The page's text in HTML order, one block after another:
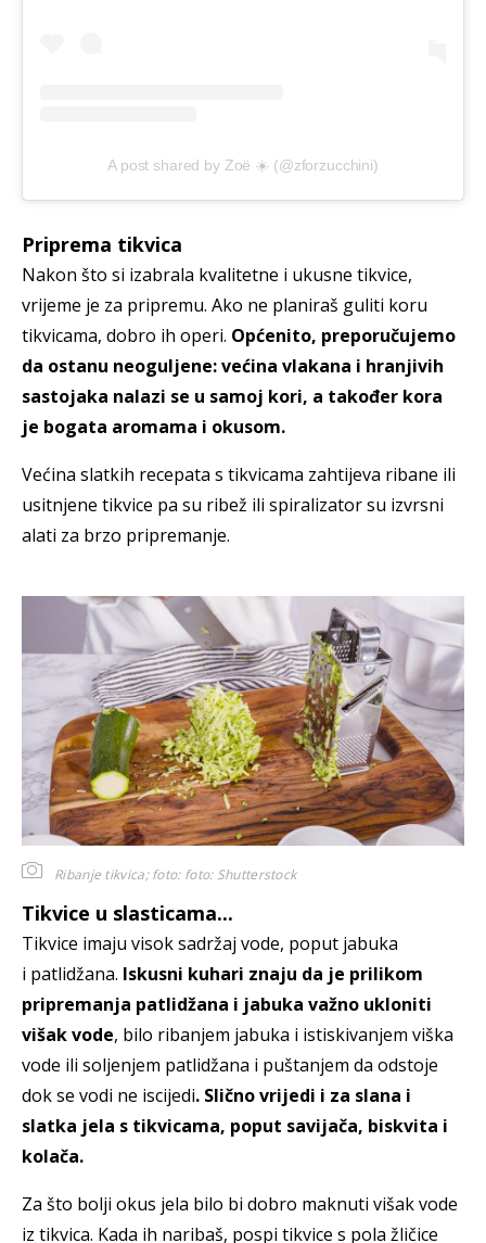
A post shared by Zoë ☀️ (@zforzucchini)
Priprema tikvica
Nakon što si izabrala kvalitetne i ukusne tikvice,
vrijeme je za pripremu. Ako ne planiraš guliti koru
tikvicama, dobro ih operi. Općenito, preporučujemo
da ostanu neoguljene: većina vlakana i hranjivih
sastojaka nalazi se u samoj kori, a također kora
je bogata aromama i okusom.
Većina slatkih recepata s tikvicama zahtijeva ribane ili
usitnjene tikvice pa su ribež ili spiralizator su izvrsni
alati za brzo pripremanje.
Ribanje tikvica; foto: foto: Shutterstock
Tikvice u slasticama...
Tikvice imaju visok sadržaj vode, poput jabuka
i patlidžana. Iskusni kuhari znaju da je prilikom
pripremanja patlidžana i jabuka važno ukloniti
višak vode, bilo ribanjem jabuka i istiskivanjem viška
vode ili soljenjem patlidžana i puštanjem da odstoje
dok se vodi ne iscijedi. Slično vrijedi i za slana i
slatka jela s tikvicama, poput savijača, biskvita i
kolača.
Za što bolji okus jela bilo bi dobro maknuti višak vode
iz tikvica. Kada ih naribaš, pospi tikvice s pola žličice